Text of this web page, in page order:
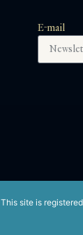
E-mail
This site is